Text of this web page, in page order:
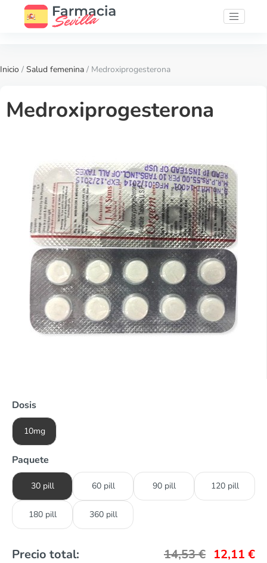
Inicio / Salud femenina / Medroxiprogesterona
Medroxiprogesterona
Dosis
10mg
Paquete
30 pill 60 pill 90 pill 120 pill
180 pill 360 pill
Precio total: 14,53€ 12,11 €